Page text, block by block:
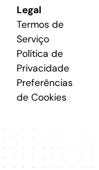
Legal
Termos de
Serviço
Política de
Privacidade
Preferências
de Cookies